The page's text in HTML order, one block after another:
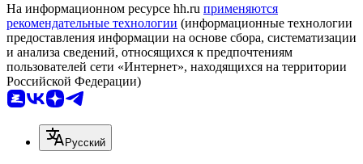
На информационном ресурсе hh.ru применяются
рекомендательные технологии (информационные технологии
предоставления информации на основе сбора, систематизации
и анализа сведений, относящихся к предпочтениям
пользователей сети «Интернет», находящихся на территории
Российской Федерации)
Русский